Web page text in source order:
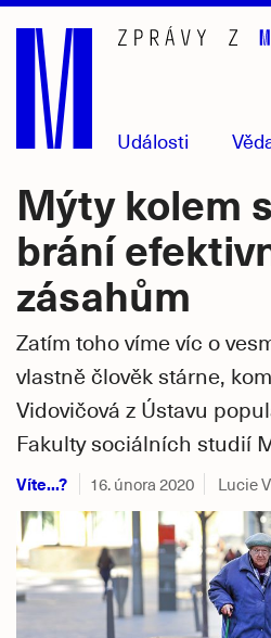
Přejít
hlavní
obsah
Události
Mýty kolem
brání
zásahům
Zatím toho víme víc o
vlastně člověk stárne,
Vidovičová z Ústavu
Fakulty sociálních studií
Víte...? 16. února 2020 Lucie